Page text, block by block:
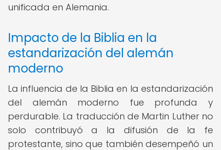
unificada en Alemania.
Impacto de la Biblia en la
estandarización del alemán
moderno
La influencia de la Biblia en la estandarización
del alemán moderno fue profunda y
perdurable. La traducción de Martin Luther no
solo contribuyó a la difusión de la fe
protestante, sino que también desempeñó un